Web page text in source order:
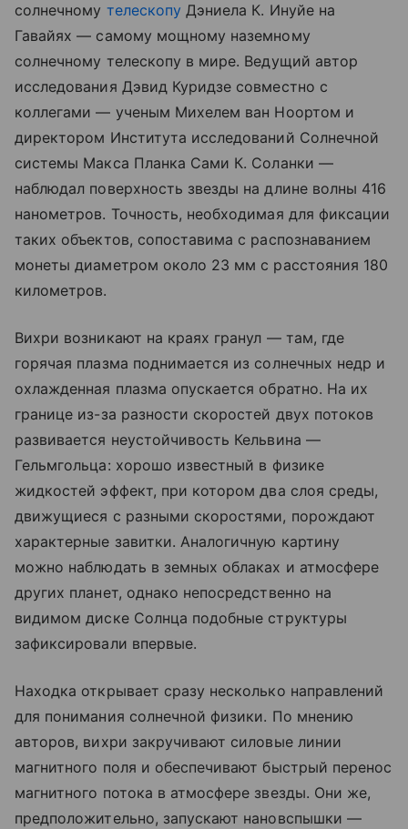
солнечному телескопу Дэниела К. Инуйе на
Гавайях — самому мощному наземному
солнечному телескопу в мире. Ведущий автор
исследования Дэвид Куридзе совместно с
коллегами — ученым Михелем ван Ноортом и
директором Института исследований Солнечной
системы Макса Планка Сами К. Соланки —
наблюдал поверхность звезды на длине волны 416
нанометров. Точность, необходимая для фиксации
таких объектов, сопоставима с распознаванием
монеты диаметром около 23 мм с расстояния 180
километров.
Вихри возникают на краях гранул — там, где
горячая плазма поднимается из солнечных недр и
охлажденная плазма опускается обратно. На их
границе из-за разности скоростей двух потоков
развивается неустойчивость Кельвина —
Гельмгольца: хорошо известный в физике
жидкостей эффект, при котором два слоя среды,
движущиеся с разными скоростями, порождают
характерные завитки. Аналогичную картину
можно наблюдать в земных облаках и атмосфере
других планет, однако непосредственно на
видимом диске Солнца подобные структуры
зафиксировали впервые.
Находка открывает сразу несколько направлений
для понимания солнечной физики. По мнению
авторов, вихри закручивают силовые линии
магнитного поля и обеспечивают быстрый перенос
магнитного потока в атмосфере звезды. Они же,
предположительно, запускают нановспышки —